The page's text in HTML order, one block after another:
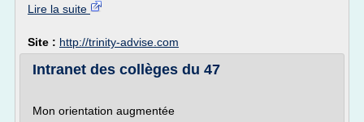
Lire la suite
Site : http://trinity-advise.com
Intranet des collèges du 47
Mon orientation augmentée